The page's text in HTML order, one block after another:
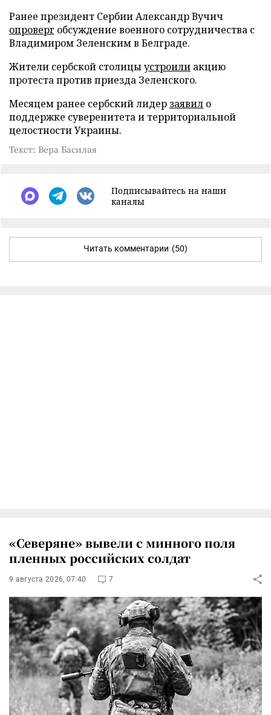
Ранее президент Сербии Александр Вучич
опроверг обсуждение военного сотрудничества с
Владимиром Зеленским в Белграде.
Жители сербской столицыустроили акцию
протеста против приезда Зеленского.
Месяцем ранее сербский лидер заявил о
поддержке суверенитета и территориальной
целостности Украины.
Текст: Вера Басилая
Подписывайтесь на наши
каналы
Читать комментарии (50)
«Северяне» вывели с минного поля
пленных российских солдат
9 августа 2026, 07:40 7